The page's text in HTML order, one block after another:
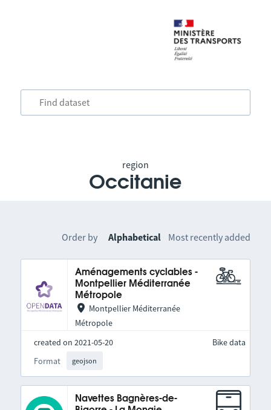
region
Occitanie
Order by Alphabetical Most recently added
Aménagements cyclables -
Montpellier Méditerranée
Métropole
Montpellier Méditerranée
Métropole
created on 2021-05-20
Format
geojson
Bike data
Navettes Bagnères-de-